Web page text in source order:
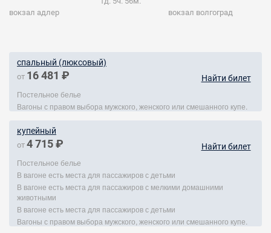
вокзал адлер вокзал волгоград
спальный (люксовый)
от 16 481 ₽ Найти билет
Постельное белье
Вагоны с правом выбора мужского, женского или смешанного купе.
купейный
от 4 715 ₽ Найти билет
Постельное белье
В вагоне есть места для пассажиров с детьми
В вагоне есть места для пассажиров с мелкими домашними
животными
В вагоне есть места для пассажиров с детьми
Вагоны с правом выбора мужского, женского или смешанного купе.